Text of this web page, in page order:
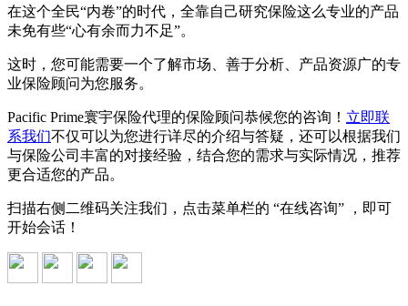
在这个全民“内卷”的时代，全靠自己研究保险这么专业的产品
未免有些“心有余而力不足”。
这时，您可能需要一个了解市场、善于分析、产品资源广的专
业保险顾问为您服务。
Pacific Prime寰宇保险代理的保险顾问恭候您的咨询！ 立即联
系我们不仅可以为您进行详尽的介绍与答疑，还可以根据我们
与保险公司丰富的对接经验，结合您的需求与实际情况，推荐
更合适您的产品。
扫描右侧二维码关注我们，点击菜单栏的 “在线咨询” ，即可
开始会话！